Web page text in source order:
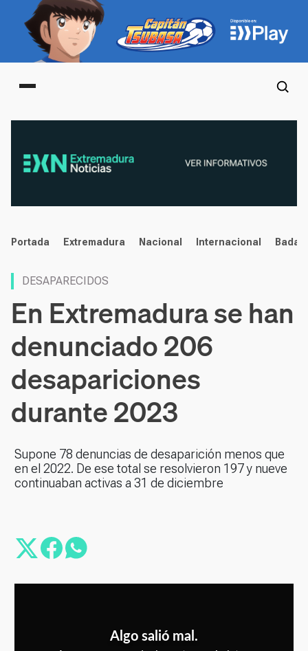
Main menu
noticias
Portada Extremadura Nacional Internacional
DESAPARECIDOS
En Extremadura se han
denunciado 206
desapariciones
durante 2023
Supone 78 denuncias de desaparición menos que
en el 2022. De ese total se resolvieron 197 y nueve
continuaban activas a 31 de diciembre